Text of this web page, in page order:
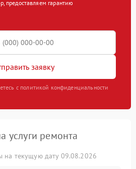
предоставляем гарантию
заявку
с политикой конфиденциальности
услуги ремонта
на текущую дату 09.08.2026